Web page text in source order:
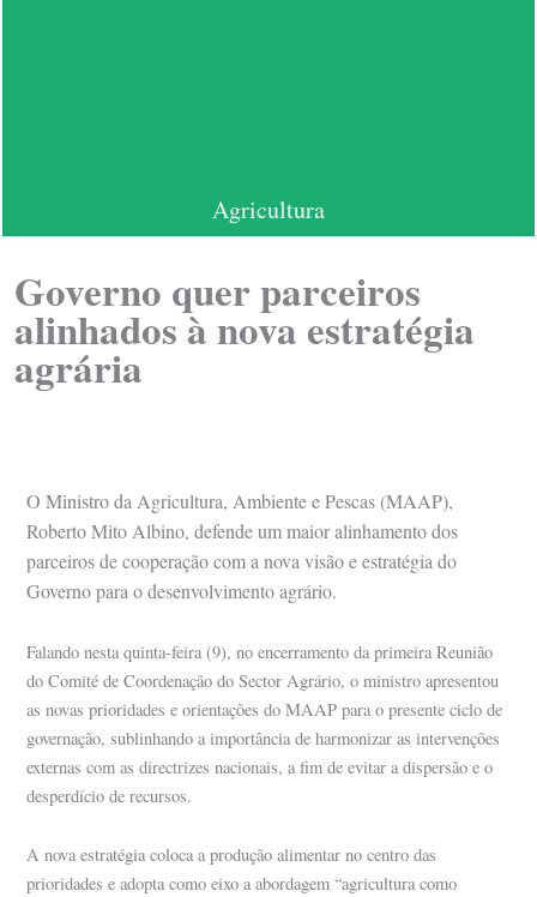
Agricultura
Governo quer parceiros
alinhados à nova estratégia
agrária
O Ministro da Agricultura, Ambiente e Pescas (MAAP),
Roberto Mito Albino, defende um maior alinhamento dos
parceiros de cooperação com a nova visão e estratégia do
Governo para o desenvolvimento agrário.
Falando nesta quinta-feira (9), no encerramento da primeira Reunião
do Comité de Coordenação do Sector Agrário, o ministro apresentou
as novas prioridades e orientações do MAAP para o presente ciclo de
governação, sublinhando a importância de harmonizar as intervenções
externas com as directrizes nacionais, a fim de evitar a dispersão e o
desperdício de recursos.
A nova estratégia coloca a produção alimentar no centro das
prioridades e adopta como eixo a abordagem “agricultura como